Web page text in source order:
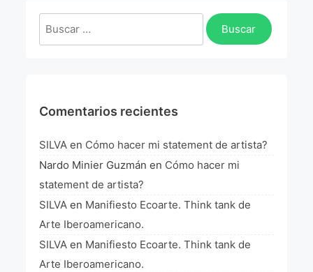
Buscar:
Comentarios recientes
SILVA en Cómo hacer mi statement de artista?
Nardo Minier Guzmán en Cómo hacer mi
statement de artista?
SILVA en Manifiesto Ecoarte. Think tank de
Arte Iberoamericano.
SILVA en Manifiesto Ecoarte. Think tank de
Arte Iberoamericano.